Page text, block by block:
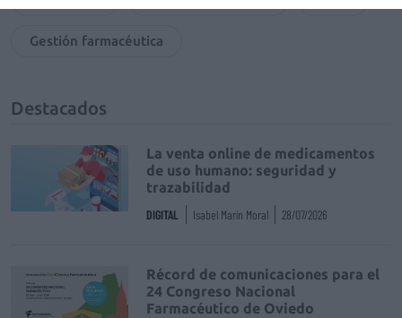
Gestión farmacéutica
Destacados
La venta online de medicamentos
de uso humano: seguridad y
trazabilidad
DIGITAL Isabel Marín Moral 28/07/2026
Récord de comunicaciones para el
24 Congreso Nacional
Farmacéutico de Oviedo